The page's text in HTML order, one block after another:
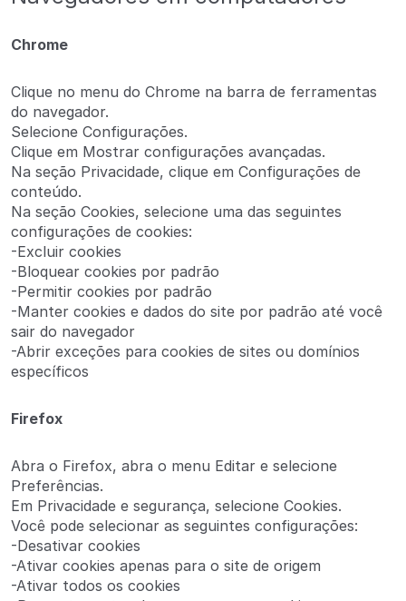
Chrome
Clique no menu do Chrome na barra de ferramentas
do navegador.
Selecione Configurações.
Clique em Mostrar configurações avançadas.
Na seção Privacidade, clique em Configurações de
conteúdo.
Na seção Cookies, selecione uma das seguintes
configurações de cookies:
-Excluir cookies
-Bloquear cookies por padrão
-Permitir cookies por padrão
-Manter cookies e dados do site por padrão até você
sair do navegador
-Abrir exceções para cookies de sites ou domínios
específicos
Firefox
Abra o Firefox, abra o menu Editar e selecione
Preferências.
Em Privacidade e segurança, selecione Cookies.
Você pode selecionar as seguintes configurações:
-Desativar cookies
-Ativar cookies apenas para o site de origem
-Ativar todos os cookies